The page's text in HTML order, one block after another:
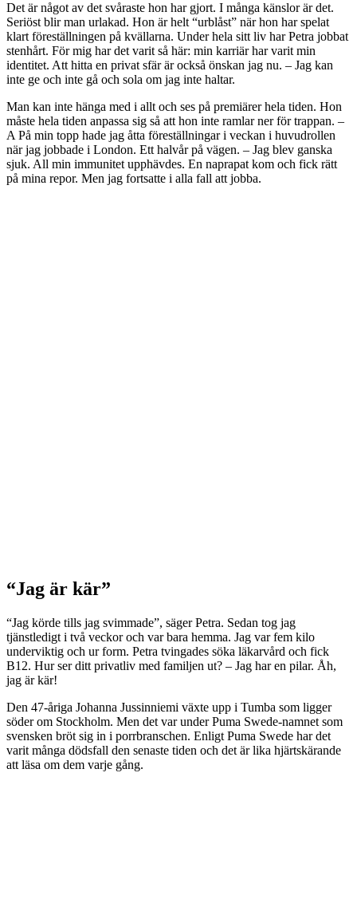
Det är något av det svåraste hon har gjort. I många känslor är det.
Seriöst blir man urlakad. Hon är helt “urblåst” när hon har spelat
klart föreställningen på kvällarna. Under hela sitt liv har Petra jobbat
stenhårt. För mig har det varit så här: min karriär har varit min
identitet. Att hitta en privat sfär är också önskan jag nu. – Jag kan
inte ge och inte gå och sola om jag inte haltar.
Man kan inte hänga med i allt och ses på premiärer hela tiden. Hon
måste hela tiden anpassa sig så att hon inte ramlar ner för trappan. –
A På min topp hade jag åtta föreställningar i veckan i huvudrollen
när jag jobbade i London. Ett halvår på vägen. – Jag blev ganska
sjuk. All min immunitet upphävdes. En naprapat kom och fick rätt
på mina repor. Men jag fortsatte i alla fall att jobba.
“Jag är kär”
“Jag körde tills jag svimmade”, säger Petra. Sedan tog jag
tjänstledigt i två veckor och var bara hemma. Jag var fem kilo
underviktig och ur form. Petra tvingades söka läkarvård och fick
B12. Hur ser ditt privatliv med familjen ut? – Jag har en pilar. Åh,
jag är kär!
Den 47-åriga Johanna Jussinniemi växte upp i Tumba som ligger
söder om Stockholm. Men det var under Puma Swede-namnet som
svensken bröt sig in i porrbranschen. Enligt Puma Swede har det
varit många dödsfall den senaste tiden och det är lika hjärtskärande
att läsa om dem varje gång.